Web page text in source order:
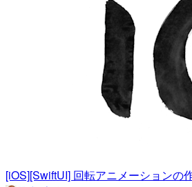
[iOS][SwiftUI] 回転アニメーションの